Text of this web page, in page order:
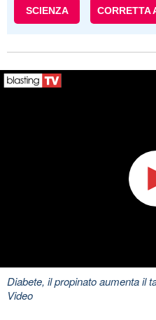
SCIENZA CORRETTA
Diabete, il propinato aumenta il
Video